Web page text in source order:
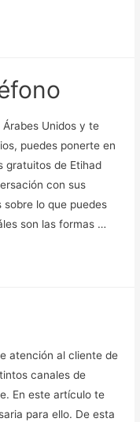
Unidos y te
puedes ponerte en
gratuitos de Etihad
con sus
lo que puedes
son las formas …
atención al cliente de
canales de
En este artículo te
para ello. De esta